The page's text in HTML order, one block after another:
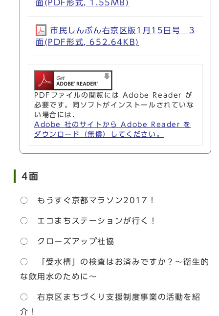
面(PDF形式, 1.55MB)
市民しんぶん右京区版1月15日号 3
面(PDF形式, 652.64KB)
PDFファイルの閲覧には Adobe Reader が
必要です。同ソフトがインストールされていな
い場合には、
Adobe 社のサイトから Adobe Reader を
ダウンロード（無償）してください。
4面
○ もうすぐ京都マラソン2017！
○ エコまちステーションが行く！
○ クローズアップ社協
○ 「受水槽」の検査はお済みですか？～衛生的
な飲用水のために～
○ 右京区まちづくり支援制度事業の活動を紹
介！